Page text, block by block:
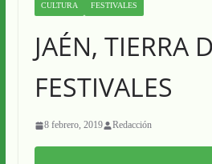
CULTURA FESTIVALES
JAÉN, TIERRA
FESTIVALES
8 febrero, 2019 Redacción